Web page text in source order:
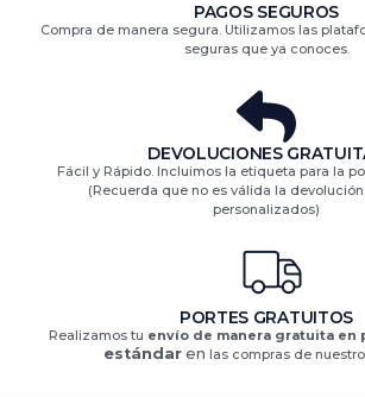
PAGOS SEGUROS
Compra de manera segura. Utilizamos las
seguras que ya conoces.
DEVOLUCIONES
Fácil y Rápido. Incluimos la etiqueta para la
(Recuerda que no es válida la
personalizados)​
PORTES GRATUITOS
Realizamos tu envío de manera gratuita en
estándaren las compras de